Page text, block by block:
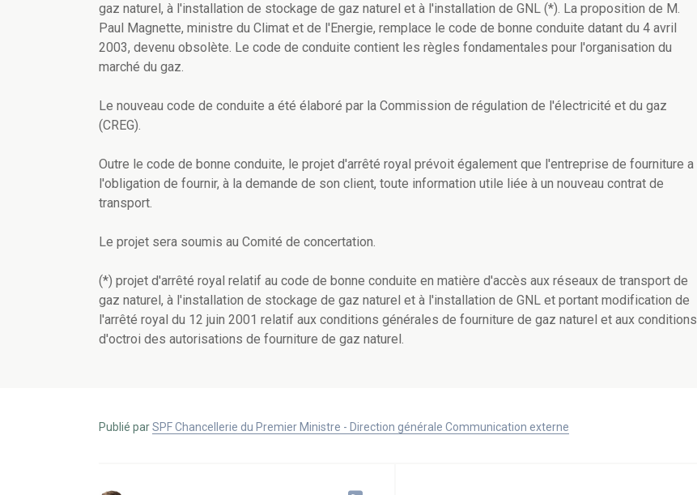
gaz naturel, à l'installation de stockage de gaz naturel et à l'installation de GNL (*). La proposition de M.
Paul Magnette, ministre du Climat et de l'Energie, remplace le code de bonne conduite datant du 4 avril
2003, devenu obsolète. Le code de conduite contient les règles fondamentales pour l'organisation du
marché du gaz.
Le nouveau code de conduite a été élaboré par la Commission de régulation de l'électricité et du gaz
(CREG).
Outre le code de bonne conduite, le projet d'arrêté royal prévoit également que l'entreprise de fourniture a
l'obligation de fournir, à la demande de son client, toute information utile liée à un nouveau contrat de
transport.
Le projet sera soumis au Comité de concertation.
(*) projet d'arrêté royal relatif au code de bonne conduite en matière d'accès aux réseaux de transport de
gaz naturel, à l'installation de stockage de gaz naturel et à l'installation de GNL et portant modification de
l'arrêté royal du 12 juin 2001 relatif aux conditions générales de fourniture de gaz naturel et aux conditions
d'octroi des autorisations de fourniture de gaz naturel.
Publié parSPF Chancellerie du Premier Ministre - Direction générale Communication externe